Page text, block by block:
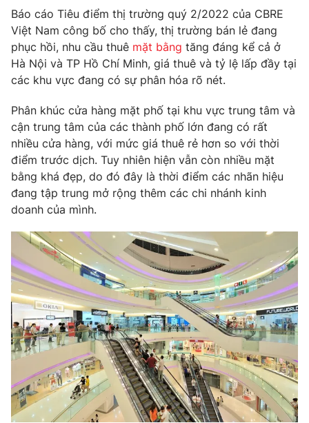
Phim VTV
Hậu trường
Nhân vật
Giải sao mai
Giải trí
Điện ảnh
Âm nhạc
Sao
Đời sống
Du lịch
Làm đẹp
Chất lượng cuộc sống
Tuyển sinh
Học trực tuyến
Công nghệ
Hitech Công nghệ tương lai
Sản phẩm
Tư vấn
Giao lưu trực tuyến
Lịch phát sóng
Chuyên mục khác
Emagazine Podcast
Photo Infographic
Video Shorts video
VTV Money VTV Thể thao
Báo cáo Tiêu điểm thị trường quý 2/2022 của CBRE
Việt Nam công bố cho thấy, thị trường bán lẻ đang
phục hồi, nhu cầu thuê mặt bằng tăng đáng kể cả ở
Hà Nội và TP Hồ Chí Minh, giá thuê và tỷ lệ lấp đầy tại
các khu vực đang có sự phân hóa rõ nét.
Phân khúc cửa hàng mặt phố tại khu vực trung tâm và
cận trung tâm của các thành phố lớn đang có rất
nhiều cửa hàng, với mức giá thuê rẻ hơn so với thời
điểm trước dịch. Tuy nhiên hiện vẫn còn nhiều mặt
bằng khá đẹp, do đó đây là thời điểm các nhãn hiệu
đang tập trung mở rộng thêm các chi nhánh kinh
doanh của mình.